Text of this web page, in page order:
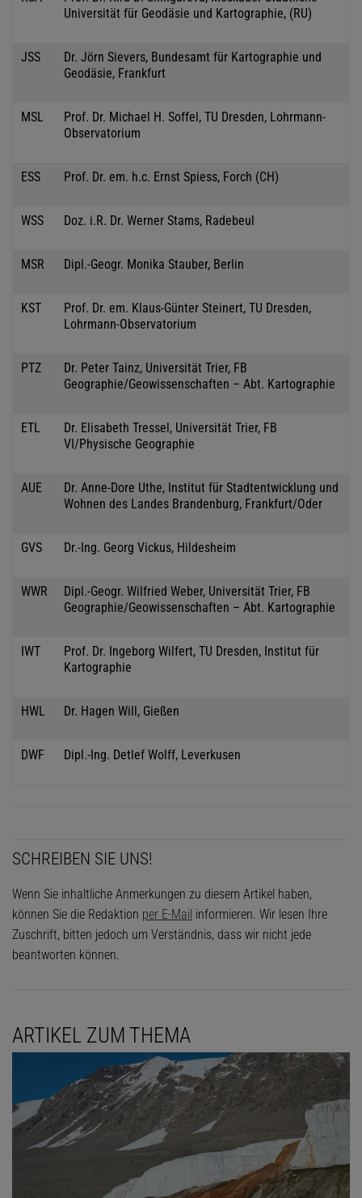
Universität für Geodäsie und Kartographie, (RU)
JSS
Dr. Jörn Sievers, Bundesamt für Kartographie und
Geodäsie, Frankfurt
MSL
Prof. Dr. Michael H. Soffel, TU Dresden, Lohrmann-
Observatorium
ESS Prof. Dr. em. h.c. Ernst Spiess, Forch (CH)
WSS Doz. i.R. Dr. Werner Stams, Radebeul
MSR Dipl.-Geogr. Monika Stauber, Berlin
KST
Prof. Dr. em. Klaus-Günter Steinert, TU Dresden,
Lohrmann-Observatorium
PTZ
Dr. Peter Tainz, Universität Trier, FB
Geographie/Geowissenschaften – Abt. Kartographie
ETL
Dr. Elisabeth Tressel, Universität Trier, FB
VI/Physische Geographie
AUE
Dr. Anne-Dore Uthe, Institut für Stadtentwicklung und
Wohnen des Landes Brandenburg, Frankfurt/Oder
GVS Dr.-Ing. Georg Vickus, Hildesheim
WWR
Dipl.-Geogr. Wilfried Weber, Universität Trier, FB
Geographie/Geowissenschaften – Abt. Kartographie
IWT
Prof. Dr. Ingeborg Wilfert, TU Dresden, Institut für
Kartographie
HWL Dr. Hagen Will, Gießen
DWF Dipl.-Ing. Detlef Wolff, Leverkusen
SCHREIBEN SIE UNS!
Wenn Sie inhaltliche Anmerkungen zu diesem Artikel haben,
können Sie die Redaktion per E-Mail informieren. Wir lesen Ihre
Zuschrift, bitten jedoch um Verständnis, dass wir nicht jede
beantworten können.
ARTIKEL ZUM THEMA